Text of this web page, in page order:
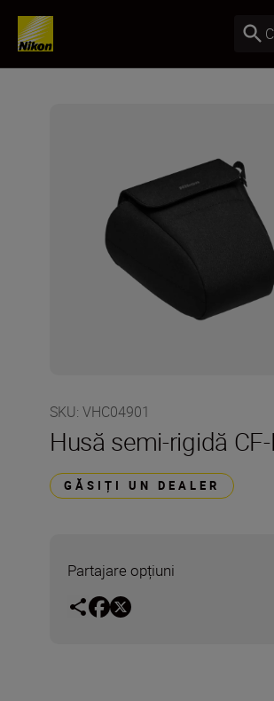
SKU: VHC04901
Husă semi-rigidă
GĂSIȚI UN DEALER
Partajare opțiuni